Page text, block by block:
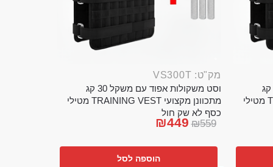
וסט משקולות אפוד עם משקל 20 קג
מתכוונן מקצועי TRAINING VEST מטילי
מק"ט: VS300T
וסט משקולות אפוד עם משקל 30 קג
מתכוונן מקצועי TRAINING VEST מטילי
כסף לא שק חול
₪559
₪449
הוספה לסל